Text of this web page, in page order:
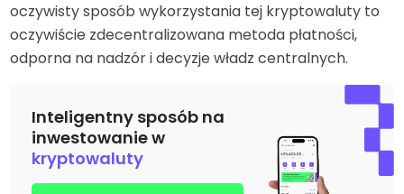
oczywisty sposób wykorzystania tej kryptowaluty to
oczywiście zdecentralizowana metoda płatności,
odporna na nadzór i decyzje władz centralnych.
Inteligentny sposób na
inwestowanie w
kryptowaluty